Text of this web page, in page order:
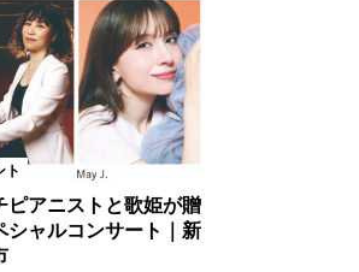
ト
ピアニストと歌姫が贈
シャルコンサート｜新